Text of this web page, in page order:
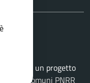
è un progetto
Comuni PNRR